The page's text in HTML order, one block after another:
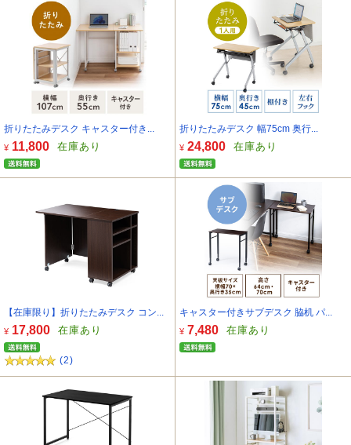
折りたたみデスク キャスター付き...
¥ 11,800 在庫あり
折りたたみデスク 幅75cm 奥行...
¥ 24,800 在庫あり
【在庫限り】折りたたみデスク コン...
¥ 17,800 在庫あり
(2)
キャスター付きサブデスク 脇机 パ...
¥ 7,480 在庫あり